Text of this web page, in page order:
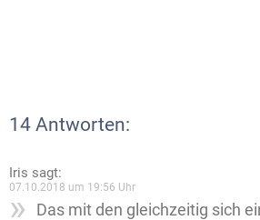
14 Antworten:
Iris sagt:
07.10.2018 um 19:56 Uhr
Das mit den gleichzeitig sich